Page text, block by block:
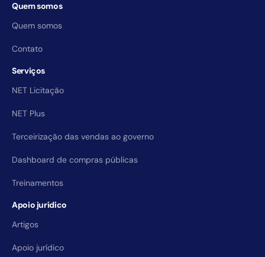
Quem somos
Quem somos
Contato
Serviços
NET Licitação
NET Plus
Terceirização das vendas ao governo
Dashboard de compras públicas
Treinamentos
Apoio jurídico
Artigos
Apoio jurídico